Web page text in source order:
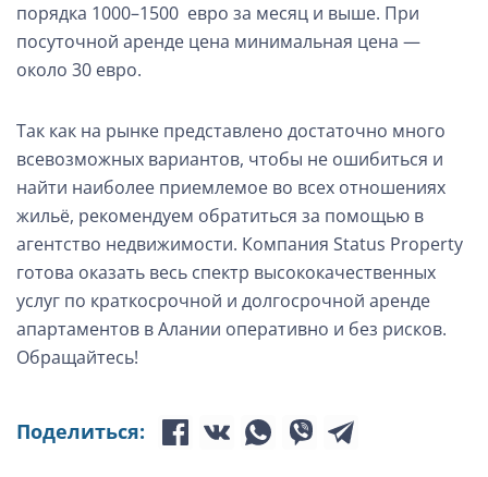
порядка 1000–1500 евро за месяц и выше. При
посуточной аренде цена минимальная цена —
около 30 евро.
Так как на рынке представлено достаточно много
всевозможных вариантов, чтобы не ошибиться и
найти наиболее приемлемое во всех отношениях
жильё, рекомендуем обратиться за помощью в
агентство недвижимости. Компания Status Property
готова оказать весь спектр высококачественных
услуг по краткосрочной и долгосрочной аренде
апартаментов в Алании оперативно и без рисков.
Обращайтесь!
Поделиться: